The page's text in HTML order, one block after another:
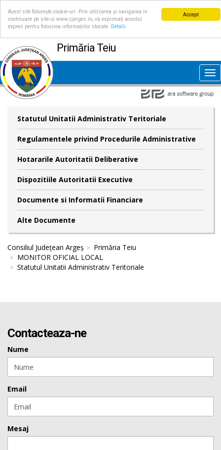
Accept
Acest site folosește cookie-uri. Prin utilizarea și navigarea în
continuare pe site-ul www.cjarges.ro, vă exprimați acordul
expres pentru folosirea informațiilor stocate.
Detalii
Primăria Teiu
Statutul Unitatii Administrativ Teritoriale
Regulamentele privind Procedurile Administrative
Hotararile Autoritatii Deliberative
Dispozitiile Autoritatii Executive
Documente si Informatii Financiare
Alte Documente
Consiliul Județean Argeș
Primăria Teiu
MONITOR OFICIAL LOCAL
Statutul Unitatii Administrativ Teritoriale
Contacteaza-ne
Nume
Email
Mesaj